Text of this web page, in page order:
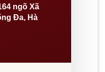
ngõ Xã
Đa, Hà